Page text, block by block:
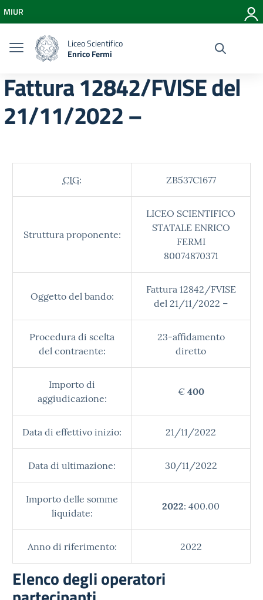
Vai al menu di navigazione
Vai al footer
MIUR
Liceo Scientifico
Enrico Fermi
Fattura 12842/FVISE del
21/11/2022 –
CIG: ZB537C1677
Struttura proponente:
LICEO SCIENTIFICO
STATALE ENRICO
FERMI
80074870371
Oggetto del bando:
Fattura 12842/FVISE
del 21/11/2022 –
Procedura di scelta
del contraente:
23-affidamento
diretto
Importo di
aggiudicazione:
€ 400
Data di effettivo inizio: 21/11/2022
Data di ultimazione: 30/11/2022
Importo delle somme
liquidate:
2022: 400.00
Anno di riferimento: 2022
Elenco degli operatori